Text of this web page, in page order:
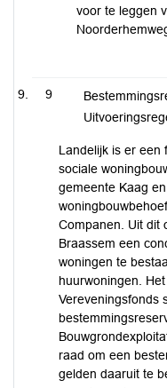
voor te leggen
9
Landelijk is er een
sociale
gemeente Kaag
Companen. Uit dit
Braassem een
woningen te
huurwoningen.
Vereveningsfonds
raad om een
gelden daaruit te